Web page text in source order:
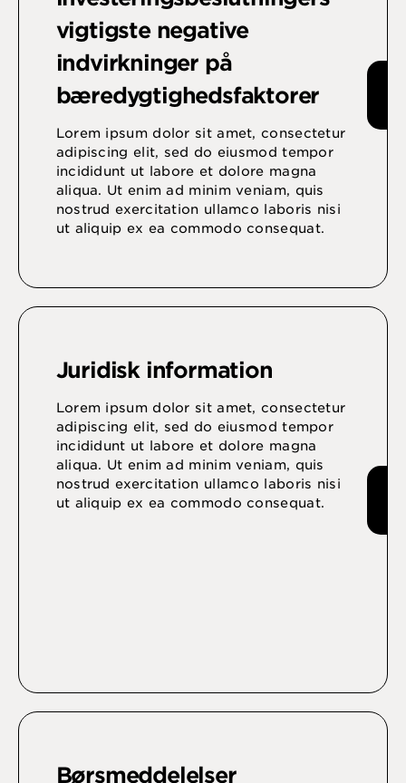
vigtigste negative
indvirkninger på
bæredygtighedsfaktorer
Lorem ipsum dolor sit amet, consectetur
adipiscing elit, sed do eiusmod tempor
incididunt ut labore et dolore magna
aliqua. Ut enim ad minim veniam, quis
nostrud exercitation ullamco laboris nisi
ut aliquip ex ea commodo consequat.
Juridisk information
Lorem ipsum dolor sit amet, consectetur
adipiscing elit, sed do eiusmod tempor
incididunt ut labore et dolore magna
aliqua. Ut enim ad minim veniam, quis
nostrud exercitation ullamco laboris nisi
ut aliquip ex ea commodo consequat.
Børsmeddelelser